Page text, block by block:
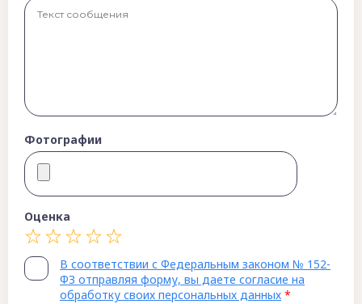
Фотографии
Оценка
В соответствии с Федеральным законом № 152-
ФЗ отправляя форму, вы даете согласие на
обработку своих персональных данных *